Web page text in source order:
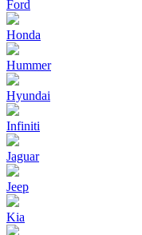
Ford
Honda
Hummer
Hyundai
Infiniti
Jaguar
Jeep
Kia